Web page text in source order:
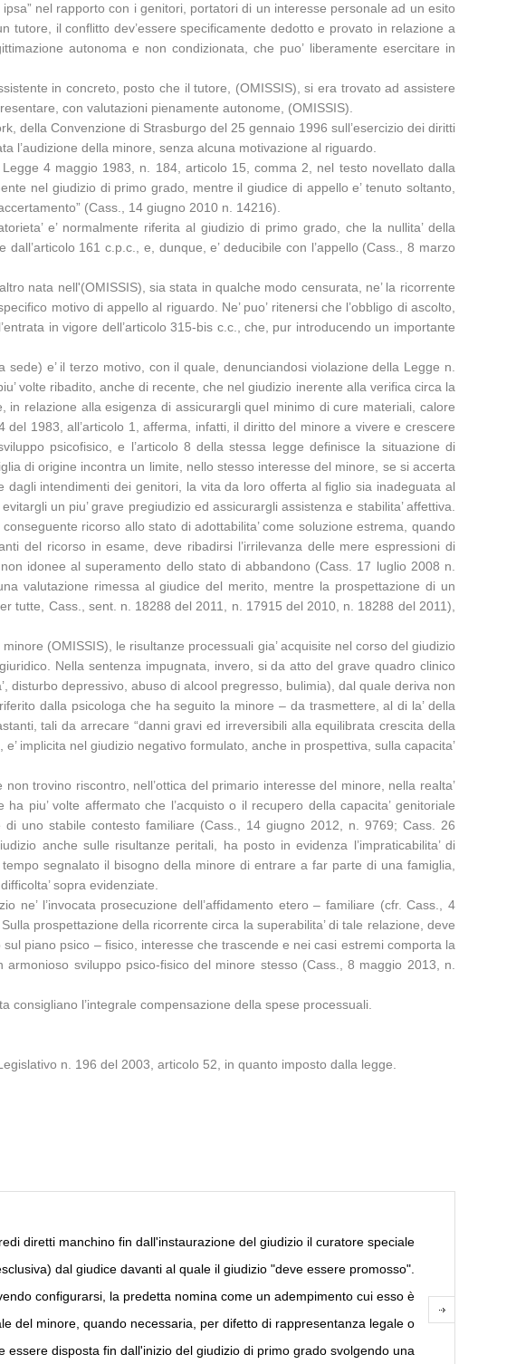
nel rapporto con i genitori, portatori di un interesse personale ad un esito
il conflitto dev’essere specificamente dedotto e provato in relazione a
autonoma e non condizionata, che puo’ liberamente esercitare in
in concreto, posto che il tutore, (OMISSIS), si era trovato ad assistere
con valutazioni pienamente autonome, (OMISSIS).
della Convenzione di Strasburgo del 25 gennaio 1996 sull’esercizio dei diritti
l’audizione della minore, senza alcuna motivazione al riguardo.
4 maggio 1983, n. 184, articolo 15, comma 2, nel testo novellato dalla
nel giudizio di primo grado, mentre il giudice di appello e’ tenuto soltanto,
(Cass., 14 giugno 2010 n. 14216).
e’ normalmente riferita al giudizio di primo grado, che la nullita’ della
161 c.p.c., e, dunque, e’ deducibile con l’appello (Cass., 8 marzo
nata nell'(OMISSIS), sia stata in qualche modo censurata, ne’ la ricorrente
motivo di appello al riguardo. Ne’ puo’ ritenersi che l’obbligo di ascolto,
in vigore dell’articolo 315-bis c.c., che, pur introducendo un importante
e’ il terzo motivo, con il quale, denunciandosi violazione della Legge n.
volte ribadito, anche di recente, che nel giudizio inerente alla verifica circa la
relazione alla esigenza di assicurargli quel minimo di cure materiali, calore
1983, all’articolo 1, afferma, infatti, il diritto del minore a vivere e crescere
psicofisico, e l’articolo 8 della stessa legge definisce la situazione di
di origine incontra un limite, nello stesso interesse del minore, se si accerta
intendimenti dei genitori, la vita da loro offerta al figlio sia inadeguata al
un piu’ grave pregiudizio ed assicurargli assistenza e stabilita’ affettiva.
ricorso allo stato di adottabilita’ come soluzione estrema, quando
del ricorso in esame, deve ribadirsi l’irrilevanza delle mere espressioni di
idonee al superamento dello stato di abbandono (Cass. 17 luglio 2008 n.
valutazione rimessa al giudice del merito, mentre la prospettazione di un
tutte, Cass., sent. n. 18288 del 2011, n. 17915 del 2010, n. 18288 del 2011),
(OMISSIS), le risultanze processuali gia’ acquisite nel corso del giudizio
Nella sentenza impugnata, invero, si da atto del grave quadro clinico
disturbo depressivo, abuso di alcool pregresso, bulimia), dal quale deriva non
dalla psicologa che ha seguito la minore – da trasmettere, al di la’ della
tali da arrecare “danni gravi ed irreversibili alla equilibrata crescita della
implicita nel giudizio negativo formulato, anche in prospettiva, sulla capacita’
trovino riscontro, nell’ottica del primario interesse del minore, nella realta’
piu’ volte affermato che l’acquisto o il recupero della capacita’ genitoriale
uno stabile contesto familiare (Cass., 14 giugno 2012, n. 9769; Cass. 26
anche sulle risultanze peritali, ha posto in evidenza l’impraticabilita’ di
segnalato il bisogno della minore di entrare a far parte di una famiglia,
sopra evidenziate.
l’invocata prosecuzione dell’affidamento etero – familiare (cfr. Cass., 4
prospettazione della ricorrente circa la superabilita’ di tale relazione, deve
piano psico – fisico, interesse che trascende e nei casi estremi comporta la
sviluppo psico-fisico del minore stesso (Cass., 8 maggio 2013, n.
l’integrale compensazione della spese processuali.
n. 196 del 2003, articolo 52, in quanto imposto dalla legge.
diretti manchino fin dall'instaurazione del giudizio il curatore speciale
dal giudice davanti al quale il giudizio "deve essere promosso".
configurarsi, la predetta nomina come un adempimento cui esso è
del minore, quando necessaria, per difetto di rappresentanza legale o
disposta fin dall'inizio del giudizio di primo grado svolgendo una